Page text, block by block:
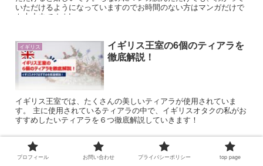
いただけるようになっていますのでお時間のない方はマンガだけで
も大丈夫ですよ!
イギリス
イギリス王室の6個のティアラを
徹底解説！
イギリス王室では、たくさんの美しいティアラが使用されていま
す。 主に使用されているティアラの中で、イギリスオタクの私がお
すすめしたいティアラを６つ徹底解説していきます！
プロフィール お問い合わせ プライバシーポリシー top page